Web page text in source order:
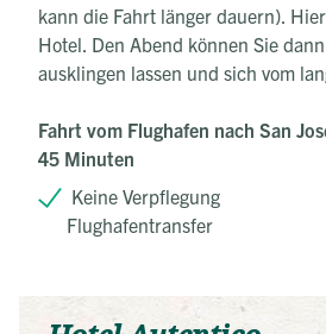
kann die Fahrt länger dauern).
Hotel. Den Abend können Sie
ausklingen lassen und sich vom
Fahrt vom Flughafen nach San
45 Minuten
Keine Verpflegung
Flughafentransfer